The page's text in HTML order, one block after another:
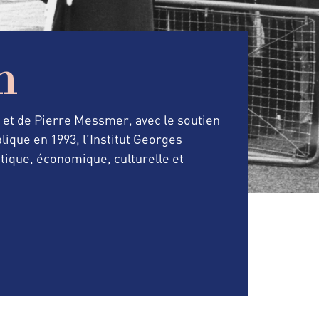
et de Pierre Messmer, avec le soutien
en 1993, l’Institut Georges
économique, culturelle et